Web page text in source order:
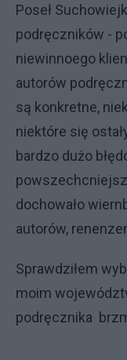
Poseł
podręczników -
niewinnoego
autorów
są konkretne,
niektóre się
bardzo dużo
dochowało
autorów,
Sprawdziłem
moim
podręcznika